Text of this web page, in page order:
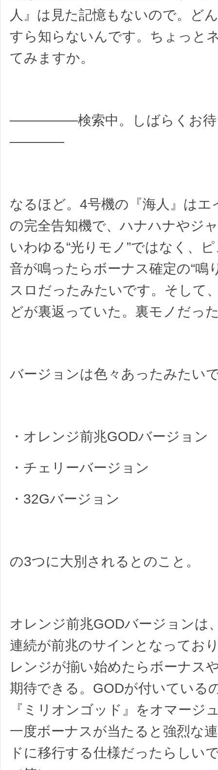
人』は見た記憶もないので。ど
すら知らないんです。ちょっと
てみますか。
―――――検索中。しばらくお待
――――
なるほど。4号機の『海人』はエ
の完全告知機で、ハナハナやジ
いわゆる“光りモノ”ではなく、
音が鳴ったらボーナス確定の“鳴
スロだったみたいです。そして
どが裏返っていた。裏モノだっ
バージョンは色々あったみたい
・オレンジ前兆GODバージョン
・チェリーバージョン
・32Gバージョン
の3つに大別されるとのこと。
オレンジ前兆GODバージョンは
連続が前兆のサインとなってお
レンジが揃い始めたらボーナス
期待できる。GODが付いている
『ミリオンゴッド』をオマージ
一度ボーナスが当たると強烈な
ドに移行する仕様だったらしい